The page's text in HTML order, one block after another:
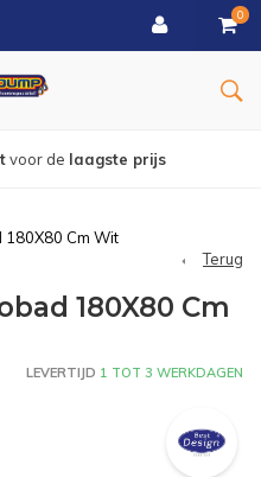
0
vanaf € 150
180X80 Cm Wit
Terug
180X80 Cm
LEVERTIJD 1 TOT 3 WERKDAGEN